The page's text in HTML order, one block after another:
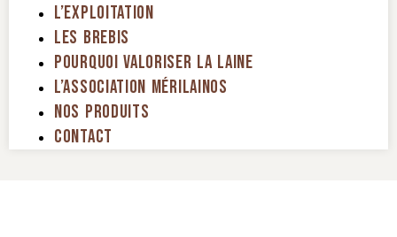
L’exploitation
Les Brebis
Pourquoi Valoriser La Laine
L’association Mérilainos
Nos Produits
Contact